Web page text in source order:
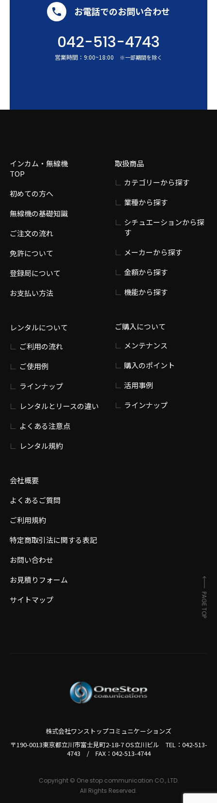
お電話でのお問い合わせ
042-513-4743
営業時間： 9:00~18:00 ※一部期間を除く
インカム・無線機
TOP
初めての方へ
無線機の基礎知識
ご注文の流れ
免許について
登録局について
お支払い方法
レンタルについて
ご利用の流れ
ご使用例
ラインナップ
レンタルとリースの違い
よくある注意点
レンタル規約
会社概要
よくあるご質問
ご利用規約
特定商取引法に関する表記
お問い合わせ
お見積りフォーム
サイトマップ
取扱商品
カテゴリーから探す
業種から探す
シチュエーションから探
す
メーカーから探す
金額から探す
機能から探す
ご購入について
メンテナンス
購入のポイント
活用事例
ラインナップ
株式会社ワンストップコミュニケーションズ
〒190-0013東京都立川市富士見町2-18-7 OS立川ビル TEL： 042-513-
4743 / FAX：042-513-4744
Copyright © One stop communication CO., LTD.
All Rights Reserved.
PAGE TOP